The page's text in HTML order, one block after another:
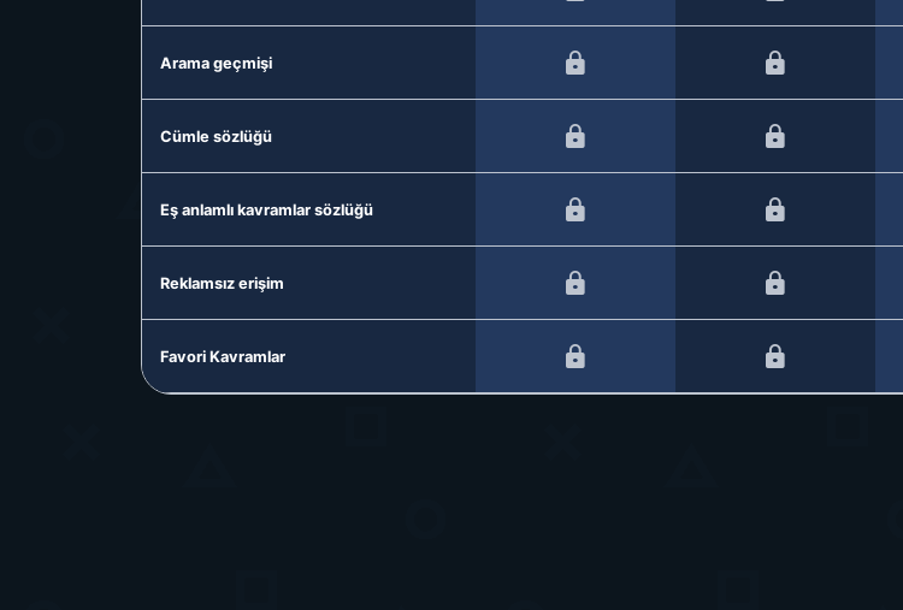
Arama geçmişi
Cümle sözlüğü
Eş anlamlı kavramlar sözlüğü
Reklamsız erişim
Favori Kavramlar